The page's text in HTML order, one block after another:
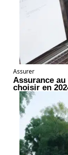
Assurer
Assurance
choisir en